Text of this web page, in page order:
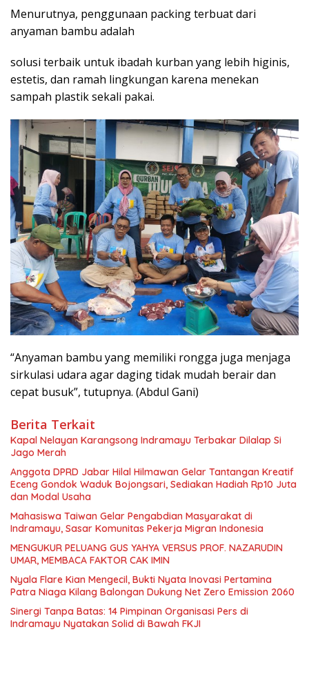
Menurutnya, penggunaan packing terbuat dari
anyaman bambu adalah
solusi terbaik untuk ibadah kurban yang lebih higinis,
estetis, dan ramah lingkungan karena menekan
sampah plastik sekali pakai.
“Anyaman bambu yang memiliki rongga juga menjaga
sirkulasi udara agar daging tidak mudah berair dan
cepat busuk”, tutupnya. (Abdul Gani)
Berita Terkait
Kapal Nelayan Karangsong Indramayu Terbakar Dilalap Si
Jago Merah
Anggota DPRD Jabar Hilal Hilmawan Gelar Tantangan Kreatif
Eceng Gondok Waduk Bojongsari, Sediakan Hadiah Rp10 Juta
dan Modal Usaha
Mahasiswa Taiwan Gelar Pengabdian Masyarakat di
Indramayu, Sasar Komunitas Pekerja Migran Indonesia
MENGUKUR PELUANG GUS YAHYA VERSUS PROF. NAZARUDIN
UMAR, MEMBACA FAKTOR CAK IMIN
Nyala Flare Kian Mengecil, Bukti Nyata Inovasi Pertamina
Patra Niaga Kilang Balongan Dukung Net Zero Emission 2060
Sinergi Tanpa Batas: 14 Pimpinan Organisasi Pers di
Indramayu Nyatakan Solid di Bawah FKJI